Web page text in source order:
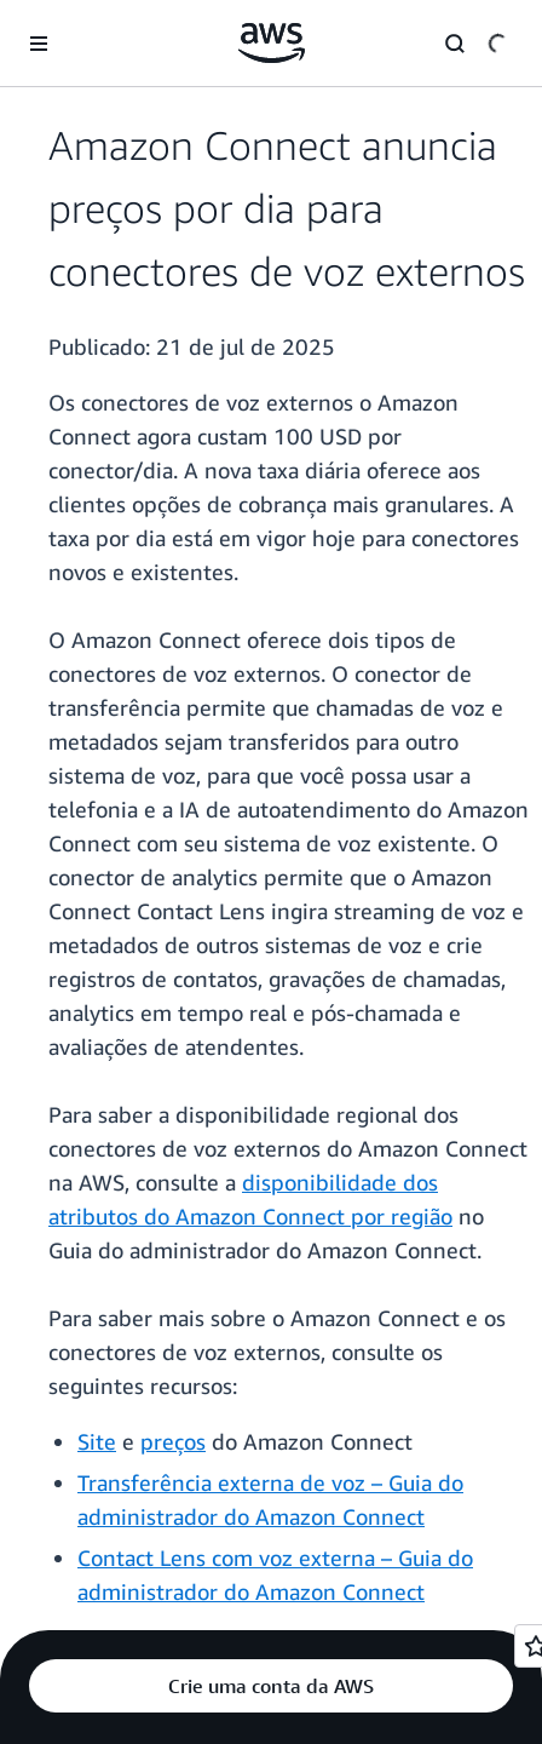
Pular para o conteúdo principal
Amazon Connect anuncia
preços por dia para
conectores de voz externos
Publicado: 21 de jul de 2025
Os conectores de voz externos o Amazon
Connect agora custam 100 USD por
conector/dia. A nova taxa diária oferece aos
clientes opções de cobrança mais granulares. A
taxa por dia está em vigor hoje para conectores
novos e existentes.
O Amazon Connect oferece dois tipos de
conectores de voz externos. O conector de
transferência permite que chamadas de voz e
metadados sejam transferidos para outro
sistema de voz, para que você possa usar a
telefonia e a IA de autoatendimento do Amazon
Connect com seu sistema de voz existente. O
conector de analytics permite que o Amazon
Connect Contact Lens ingira streaming de voz e
metadados de outros sistemas de voz e crie
registros de contatos, gravações de chamadas,
analytics em tempo real e pós-chamada e
avaliações de atendentes.
Para saber a disponibilidade regional dos
conectores de voz externos do Amazon Connect
na AWS, consulte a disponibilidade dos
atributos do Amazon Connect por região no
Guia do administrador do Amazon Connect.
Para saber mais sobre o Amazon Connect e os
conectores de voz externos, consulte os
seguintes recursos:
Site e preços do Amazon Connect
Transferência externa de voz – Guia do
administrador do Amazon Connect
Contact Lens com voz externa – Guia do
administrador do Amazon Connect
Crie uma conta da AWS